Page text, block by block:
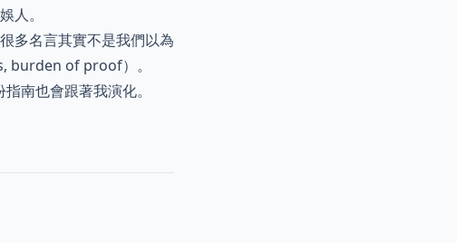
人。
多名言其實不是我們以為
burden of proof）。
南也會跟著我演化。